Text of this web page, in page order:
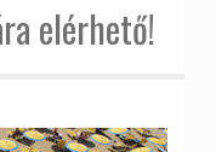
elérhető!